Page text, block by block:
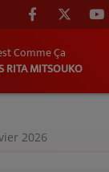
Comme Ça
RITA MITSOUKO
2026